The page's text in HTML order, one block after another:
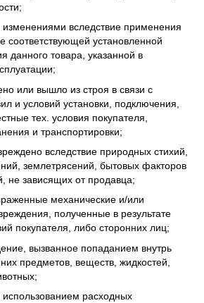
вследствие применения
соответствующей установленной
данного товара, указанной в
или вышло из строя в связи с
и условий установки, подключения,
тех. условия покупателя,
и транспортировки;
вследствие природных стихий,
землетрясений, бытовых факторов
не зависящих от продавца;
механические и/или
полученные в результате
покупателя, либо сторонних лиц;
вызванное попаданием внутрь
предметов, веществ, жидкостей,
расходных